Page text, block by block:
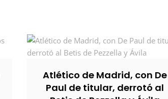
Atlético de Madrid, con De
Paul de titular, derrotó al